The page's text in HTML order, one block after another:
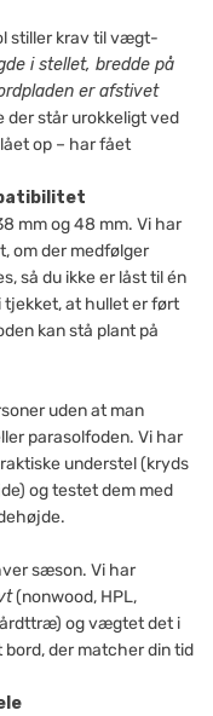
stiller krav til vægt­
i stellet, bredde på
er afstivet
der står urokkeligt ved
op – har fået
mm og 48 mm. Vi har
om der medfølger
så du ikke er låst til én
tjekket, at hullet er ført
kan stå plant på
uden at man
parasolfoden. Vi har
understel (kryds
og testet dem med
sæson. Vi har
(nonwood, HPL,
og vægtet det i
der matcher din tid